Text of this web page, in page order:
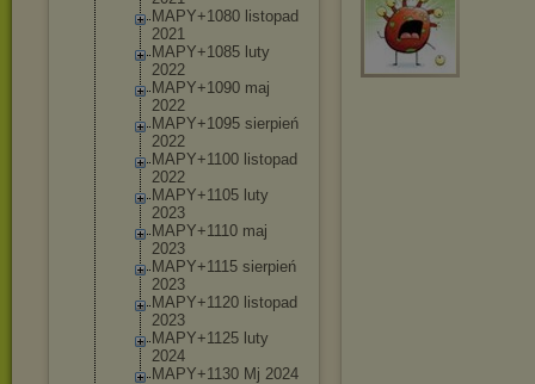
MAPY+1080 listopad
2021
MAPY+1085 luty
2022
MAPY+1090 maj
2022
MAPY+1095 sierpień
2022
MAPY+1100 listopad
2022
MAPY+1105 luty
2023
MAPY+1110 maj
2023
MAPY+1115 sierpień
2023
MAPY+1120 listopad
2023
MAPY+1125 luty
2024
MAPY+1130 Mj 2024